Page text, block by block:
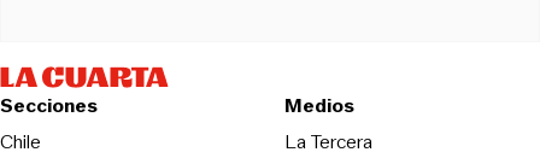
Secciones
Chile
Medios
La TerceraOpens in new